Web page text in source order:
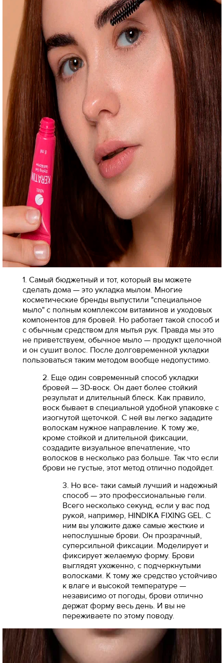
1. Самый бюджетный и тот, который вы можете
сделать дома — это укладка мылом. Многие
косметические бренды выпустили "специальное
мыло" с полным комплексом витаминов и уходовых
компонентов для бровей. Но работает такой способ и
с обычным средством для мытья рук. Правда мы это
не приветствуем, обычное мыло — продукт щелочной
и он сушит волос. После долговременной укладки
пользоваться таким методом вообще недопустимо.
2. Еще один современный способ укладки
бровей — 3D-воск. Он дает более стойкий
результат и длительный блеск. Как правило,
воск бывает в специальной удобной упаковке с
изогнутой щеточкой. С ней вы легко зададите
волоскам нужное направление. К тому же,
кроме стойкой и длительной фиксации,
создадите визуальное впечатление, что
волосков в несколько раз больше. Так что если
брови не густые, этот метод отлично подойдет.
3. Но все- таки самый лучший и надежный
способ — это профессиональные гели.
Всего несколько секунд, если у вас под
рукой, например, HINDIKA FIXING GEL. С
ним вы уложите даже самые жесткие и
непослушные брови. Он прозрачный,
суперсильной фиксации. Моделирует и
фиксирует желаемую форму. Брови
выглядят ухоженно, с подчеркнутыми
волосками. К тому же средство устойчиво
к влаге и высокой температуре —
независимо от погоды, брови отлично
держат форму весь день. И вы не
переживаете по этому поводу.